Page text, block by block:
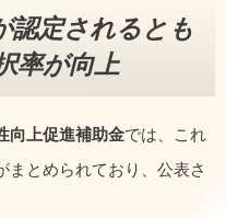
認定されると も
率が向上
向上促進補助金では、これ
まとめられており、公表さ